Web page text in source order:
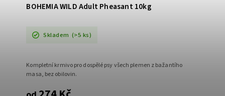
BOHEMIA WILD Adult Pheasant 10kg
Skladem (>5 ks)
Kompletní krmivo pro dospělé psy všech plemen z bažantího
masa, bez obilovin.